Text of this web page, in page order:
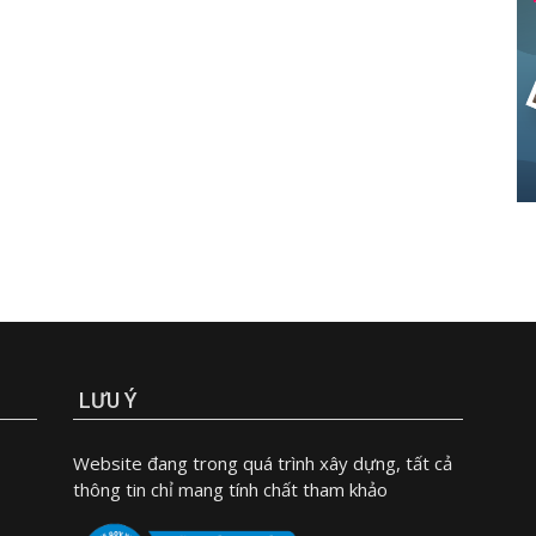
LƯU Ý
Website đang trong quá trình xây dựng, tất cả
thông tin chỉ mang tính chất tham khảo